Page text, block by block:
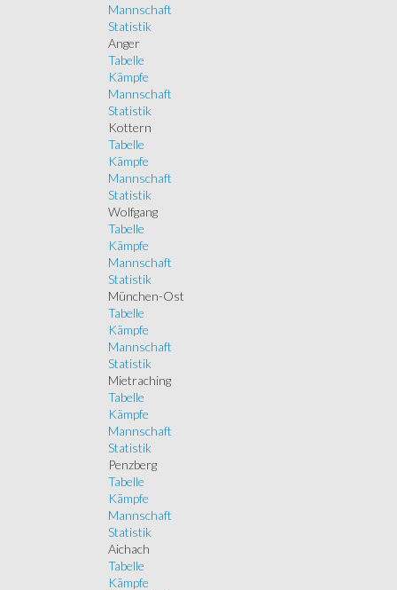
Mannschaft
Statistik
Anger
Tabelle
Kämpfe
Mannschaft
Statistik
Kottern
Tabelle
Kämpfe
Mannschaft
Statistik
Wolfgang
Tabelle
Kämpfe
Mannschaft
Statistik
München-Ost
Tabelle
Kämpfe
Mannschaft
Statistik
Mietraching
Tabelle
Kämpfe
Mannschaft
Statistik
Penzberg
Tabelle
Kämpfe
Mannschaft
Statistik
Aichach
Tabelle
Kämpfe